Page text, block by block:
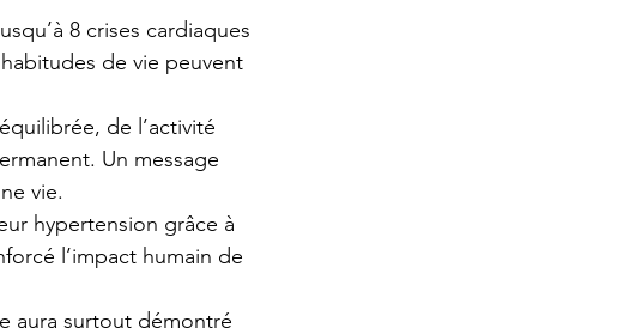
8 crises cardiaques
de vie peuvent
de l’activité
Un message
vie.
hypertension grâce à
l’impact humain de
aura surtout démontré